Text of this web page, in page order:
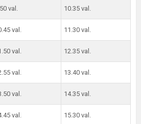
val. 10.35 val.
val. 11.30 val.
val. 12.35 val.
val. 13.40 val.
val. 14.35 val.
val. 15.30 val.